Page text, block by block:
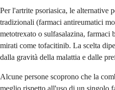
Per l'artrite psoriasica, le alternative
tradizionali (farmaci antireumatici
metotrexato o sulfasalazina,
mirati come tofacitinib. La scelta
dalla gravità della malattia e dalle
Alcune persone scoprono che la